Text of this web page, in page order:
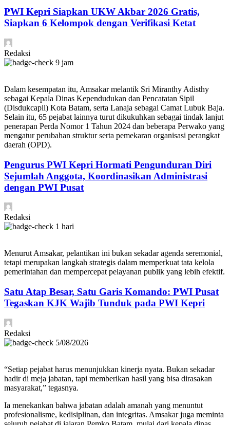
PWI Kepri Siapkan UKW Akbar 2026 Gratis,
Siapkan 6 Kelompok dengan Verifikasi Ketat
Redaksi
9 jam
Dalam kesempatan itu, Amsakar melantik Sri Miranthy Adisthy
sebagai Kepala Dinas Kependudukan dan Pencatatan Sipil
(Disdukcapil) Kota Batam, serta Lanaja sebagai Camat Lubuk Baja.
Selain itu, 65 pejabat lainnya turut dikukuhkan sebagai tindak lanjut
penerapan Perda Nomor 1 Tahun 2024 dan beberapa Perwako yang
mengatur perubahan struktur serta pemekaran organisasi perangkat
daerah (OPD).
Pengurus PWI Kepri Hormati Pengunduran Diri
Sejumlah Anggota, Koordinasikan Administrasi
dengan PWI Pusat
Redaksi
1 hari
Menurut Amsakar, pelantikan ini bukan sekadar agenda seremonial,
tetapi merupakan langkah strategis dalam memperkuat tata kelola
pemerintahan dan mempercepat pelayanan publik yang lebih efektif.
Satu Atap Besar, Satu Garis Komando: PWI Pusat
Tegaskan KJK Wajib Tunduk pada PWI Kepri
Redaksi
5/08/2026
“Setiap pejabat harus menunjukkan kinerja nyata. Bukan sekadar
hadir di meja jabatan, tapi memberikan hasil yang bisa dirasakan
masyarakat,” tegasnya.
Ia menekankan bahwa jabatan adalah amanah yang menuntut
profesionalisme, kedisiplinan, dan integritas. Amsakar juga meminta